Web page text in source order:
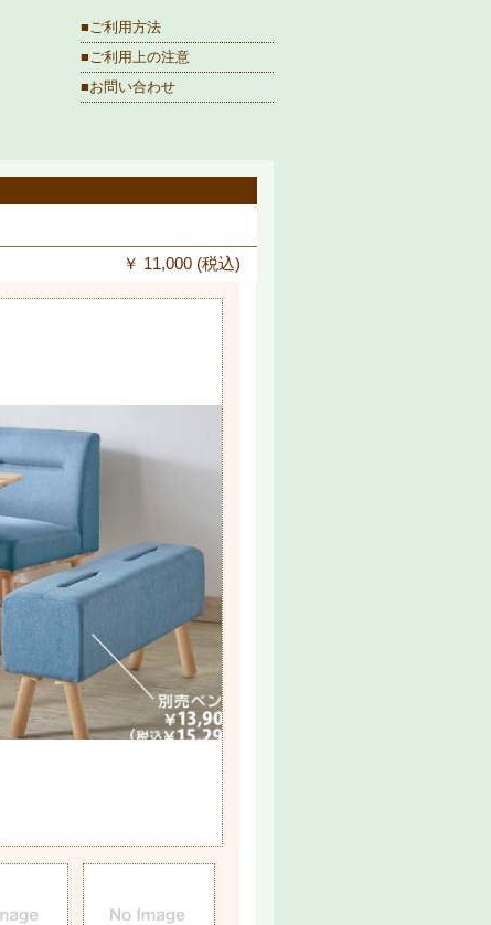
■ご利用方法
■ご利用上の注意
■お問い合わせ
￥ 11,000 (税込)